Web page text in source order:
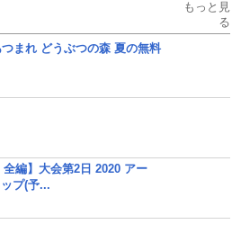
もっと見
る
まれ どうぶつの森 夏の無料
全編】大会第2日 2020 アー
プ(予...